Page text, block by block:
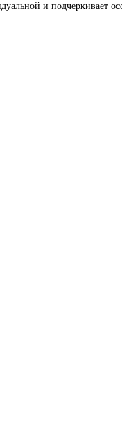
и подчеркивает